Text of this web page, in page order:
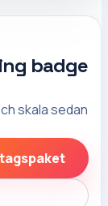
badge
skala sedan